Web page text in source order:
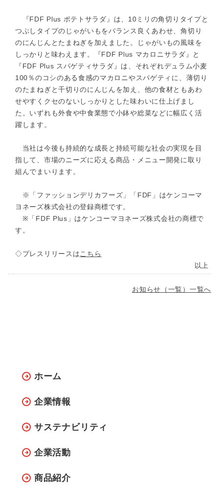
『FDF Plus ポテトサラダ』は、10ミリの角切りタイプと
つぶしタイプのじゃがいもをバランス良くあわせ、角切り
のにんじんとたまねぎを加えました。じゃがいもの風味を
しっかりと味わえます。『FDF Plus マカロニサラダ』と
『FDF Plus スパゲティサラダ』は、それぞれデュラム小麦
100％のコシのある食感のマカロニやスパゲティに、薄切り
のたまねぎと千切りのにんじんを加え、他の食材ともあわ
せやすくクセのないしっかりとした味わいに仕上げまし
た。いずれも外食や中食業態で小鉢や総菜などに幅広く活
躍します。
当社は今後も持続的な成長と持続可能な社会の実現を目
指して、市場のニーズに応える商品・メニュー開発に取り
組んでまいります。
※「ファッションデリカフーズ」「FDF」はケンコーマ
ヨネーズ株式会社の登録商標です。
※「FDF Plus」はケンコーマヨネーズ株式会社の商標で
す。
◇プレスリリースはこちら
以上
お知らせ（一覧）一覧へ
ホーム
企業情報
サステナビリティ
企業活動
商品紹介